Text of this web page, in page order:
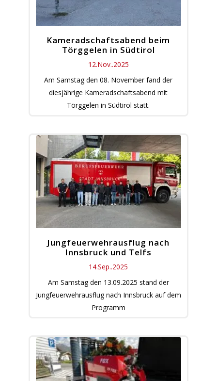
Kameradschaftsabend beim
Törggelen in Südtirol
12.Nov..2025
Am Samstag den 08. November fand der
diesjährige Kameradschaftsabend mit
Törggelen in Südtirol statt.
Jungfeuerwehrausflug nach
Innsbruck und Telfs
14.Sep..2025
Am Samstag den 13.09.2025 stand der
Jungfeuerwehrausflug nach Innsbruck auf dem
Programm